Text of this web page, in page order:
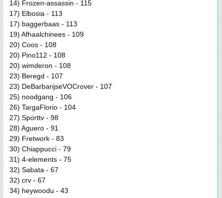
14) Frozen-assassin - 115
17) Elbosia - 113
17) baggerbaas - 113
19) Afhaalchinees - 109
20) Coos - 108
20) Pino112 - 108
20) wimderon - 108
23) Beregd - 107
23) DeBarbarijseVOCrover - 107
25) noodgang - 106
26) TargaFlorio - 104
27) Sporttv - 98
28) Aguero - 91
29) Fretwork - 83
30) Chiappucci - 79
31) 4-elements - 75
32) Sabata - 67
32) crv - 67
34) heywoodu - 43